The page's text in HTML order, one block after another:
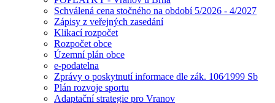
Schválená cena stočného na období 5/2026 - 4/2027
Zápisy z veřejných zasedání
Klikací rozpočet
Rozpočet obce
Územní plán obce
e-podatelna
Zprávy o poskytnutí informace dle zák. 106⁄1999 Sb
Plán rozvoje sportu
Adaptační strategie pro Vranov